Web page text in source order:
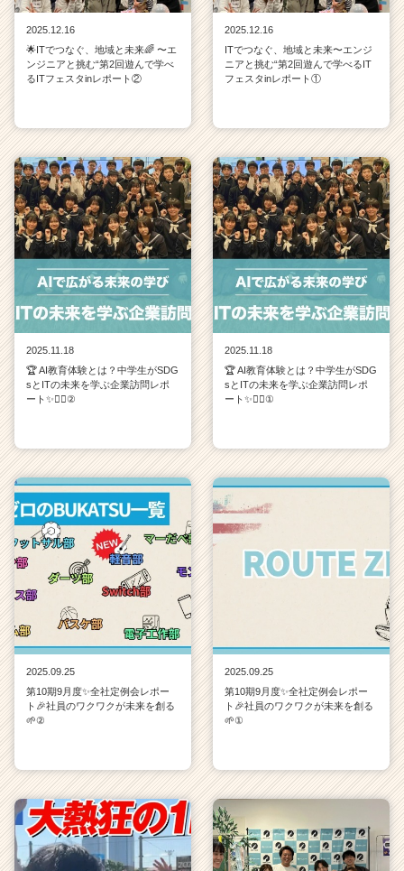
2025.12.16
🌟ITでつなぐ、地域と未来🌈 〜エ
ンジニアと挑む“第2回遊んで学べ
るITフェスタinレポート②
2025.12.16
ITでつなぐ、地域と未来〜エンジ
ニアと挑む“第2回遊んで学べるIT
フェスタinレポート①
2025.11.18
🏆 AI教育体験とは？中学生がSDG
sとITの未来を学ぶ企業訪問レポ
ート✨💁‍♀️②
2025.11.18
🏆 AI教育体験とは？中学生がSDG
sとITの未来を学ぶ企業訪問レポ
ート✨💁‍♀️①
2025.09.25
第10期9月度✨全社定例会レポー
ト🎉社員のワクワクが未来を創る
🌱②
2025.09.25
第10期9月度✨全社定例会レポー
ト🎉社員のワクワクが未来を創る
🌱①